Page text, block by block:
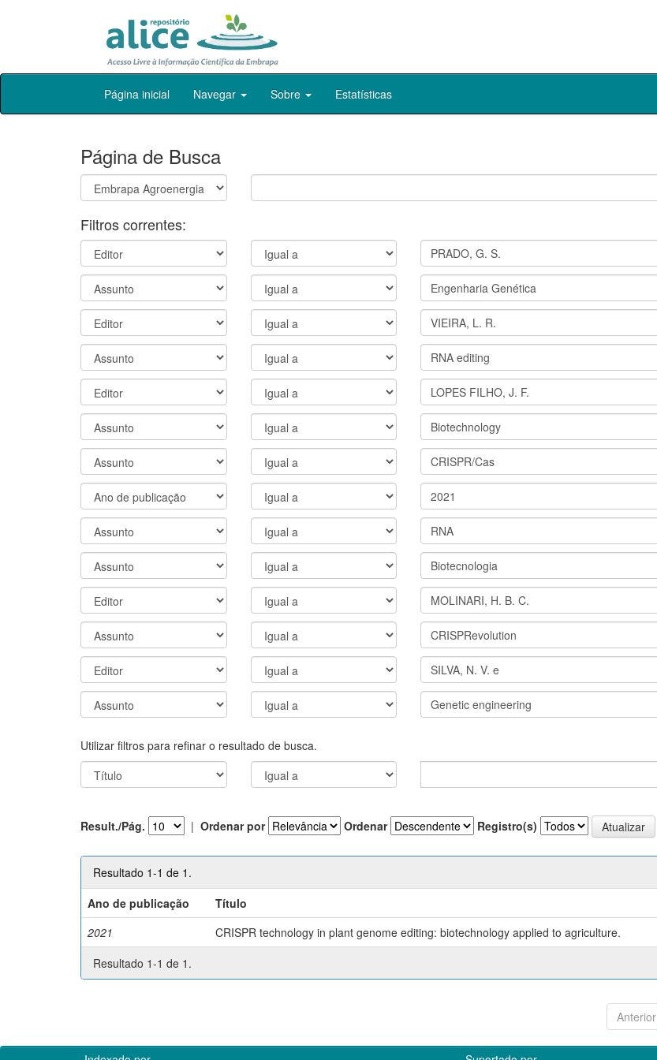
Skip
Página inicial Navegar Sobre Estatísticas
Página de Busca
Filtros correntes:
Utilizar filtros para refinar o resultado de busca.
Result./Pág. | Ordenar por Ordenar Registro(s)
Resultado 1-1 de 1.
Ano de publicação
Título
2021
CRISPR technology in plant genome editing: biotechnology applied to agriculture.
Resultado 1-1 de 1.
Anterior